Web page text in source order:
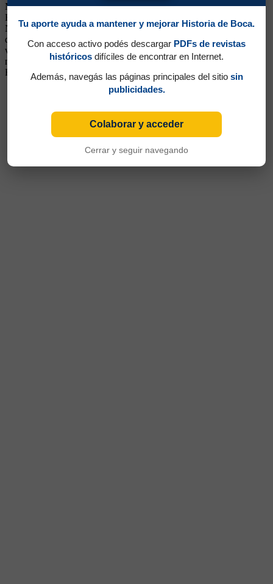
Marcador Central. Surgido de All Boys, hizo una gran campaña en
Racing, llegó desde Lanús. Jugó el Mundial 90 para la Selección
Nacional. Allí jugó 14 partidos con un gol marcado siendo jugador
de Boca. De personalidad y carácter, a veces se excedía en su
vehemencia y por eso sufrió unas cuantas expulsiones. Se fue a
mediados del '98 al Nantes de Francia en donde ganó la Copa de
Francia. Regresó al país y se retiró en su club de origen, All Boys.
Tu aporte ayuda a mantener y mejorar Historia de Boca.
Con acceso activo podés descargar PDFs de revistas
históricos difíciles de encontrar en Internet.
Además, navegás las páginas principales del sitio sin
publicidades.
Colaborar y acceder
Cerrar y seguir navegando